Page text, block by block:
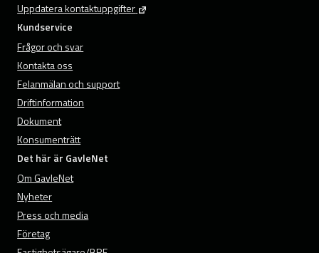
Uppdatera kontaktuppgifter
Kundservice
Frågor och svar
Kontakta oss
Felanmälan och support
Driftinformation
Dokument
Konsumenträtt
Det här är GavleNet
Om GavleNet
Nyheter
Press och media
Företag